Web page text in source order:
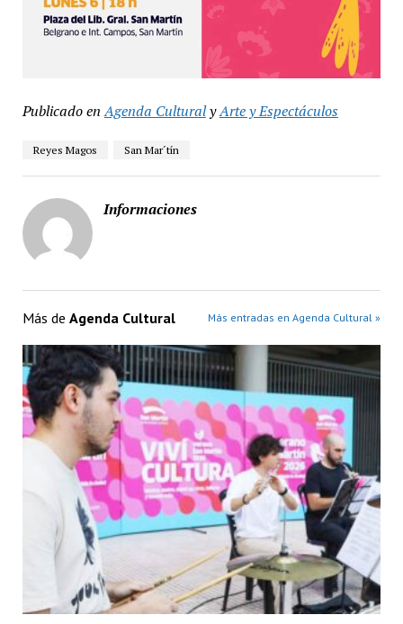
Publicado en Agenda CulturalyArte y Espectáculos
Reyes Magos San Mar´tín
Informaciones
Más de Agenda Cultural Más entradas en Agenda Cultural »